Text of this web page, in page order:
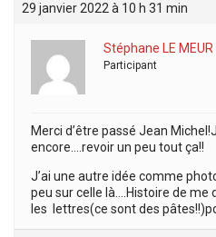
29 janvier 2022 à 10 h 31 min
Stéphane LE MEUR
Participant
Merci d’être passé Jean
encore….revoir un peu tout ça!!
J’ai une autre idée comme
peu sur celle là….Histoire de me
les lettres(ce sont des